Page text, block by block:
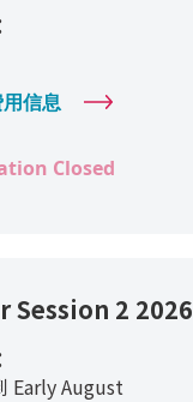
信息
Closed
Session 2 2026
Early August